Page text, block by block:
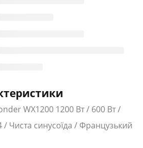
WX1200 1200 Вт / 600 Вт /
/ Чиста синусоїда / Французький